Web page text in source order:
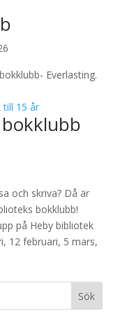
Everlasting.
och skriva? Då är
bokklubb!
på Heby bibliotek
12 februari, 5 mars,